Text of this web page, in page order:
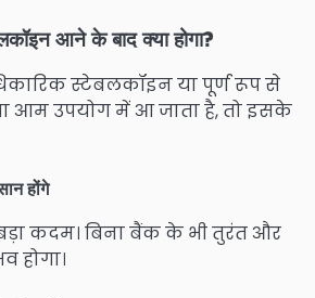
आने के बाद क्या होगा?
स्टेबलकॉइन या पूर्ण रूप से
आम उपयोग में आ जाता है, तो इसके
होंगे
कदम। बिना बैंक के भी तुरंत और
होगा।